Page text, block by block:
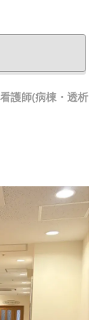
護師(病棟・透析